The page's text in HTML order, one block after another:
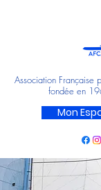
Association Française
fondée en
Mon